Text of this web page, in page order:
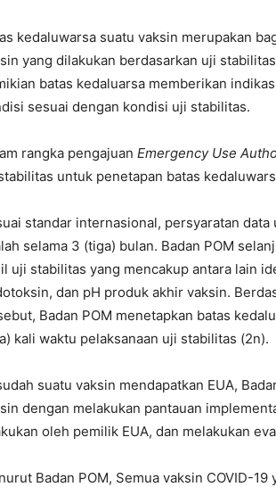
kedaluwarsa suatu vaksin merupakan
yang dilakukan berdasarkan uji
batas kedaluarsa memberikan
sesuai dengan kondisi uji stabilitas.
rangka pengajuan Emergency Use
untuk penetapan batas
standar internasional, persyaratan
selama 3 (tiga) bulan. Badan POM
uji stabilitas yang mencakup antara lain
dan pH produk akhir vaksin.
Badan POM menetapkan batas
kali waktu pelaksanaan uji stabilitas (2n).
suatu vaksin mendapatkan EUA,
dengan melakukan pantauan
oleh pemilik EUA, dan melakukan
Badan POM, Semua vaksin COVID-